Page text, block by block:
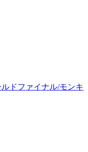
ドファイナル/モンキ